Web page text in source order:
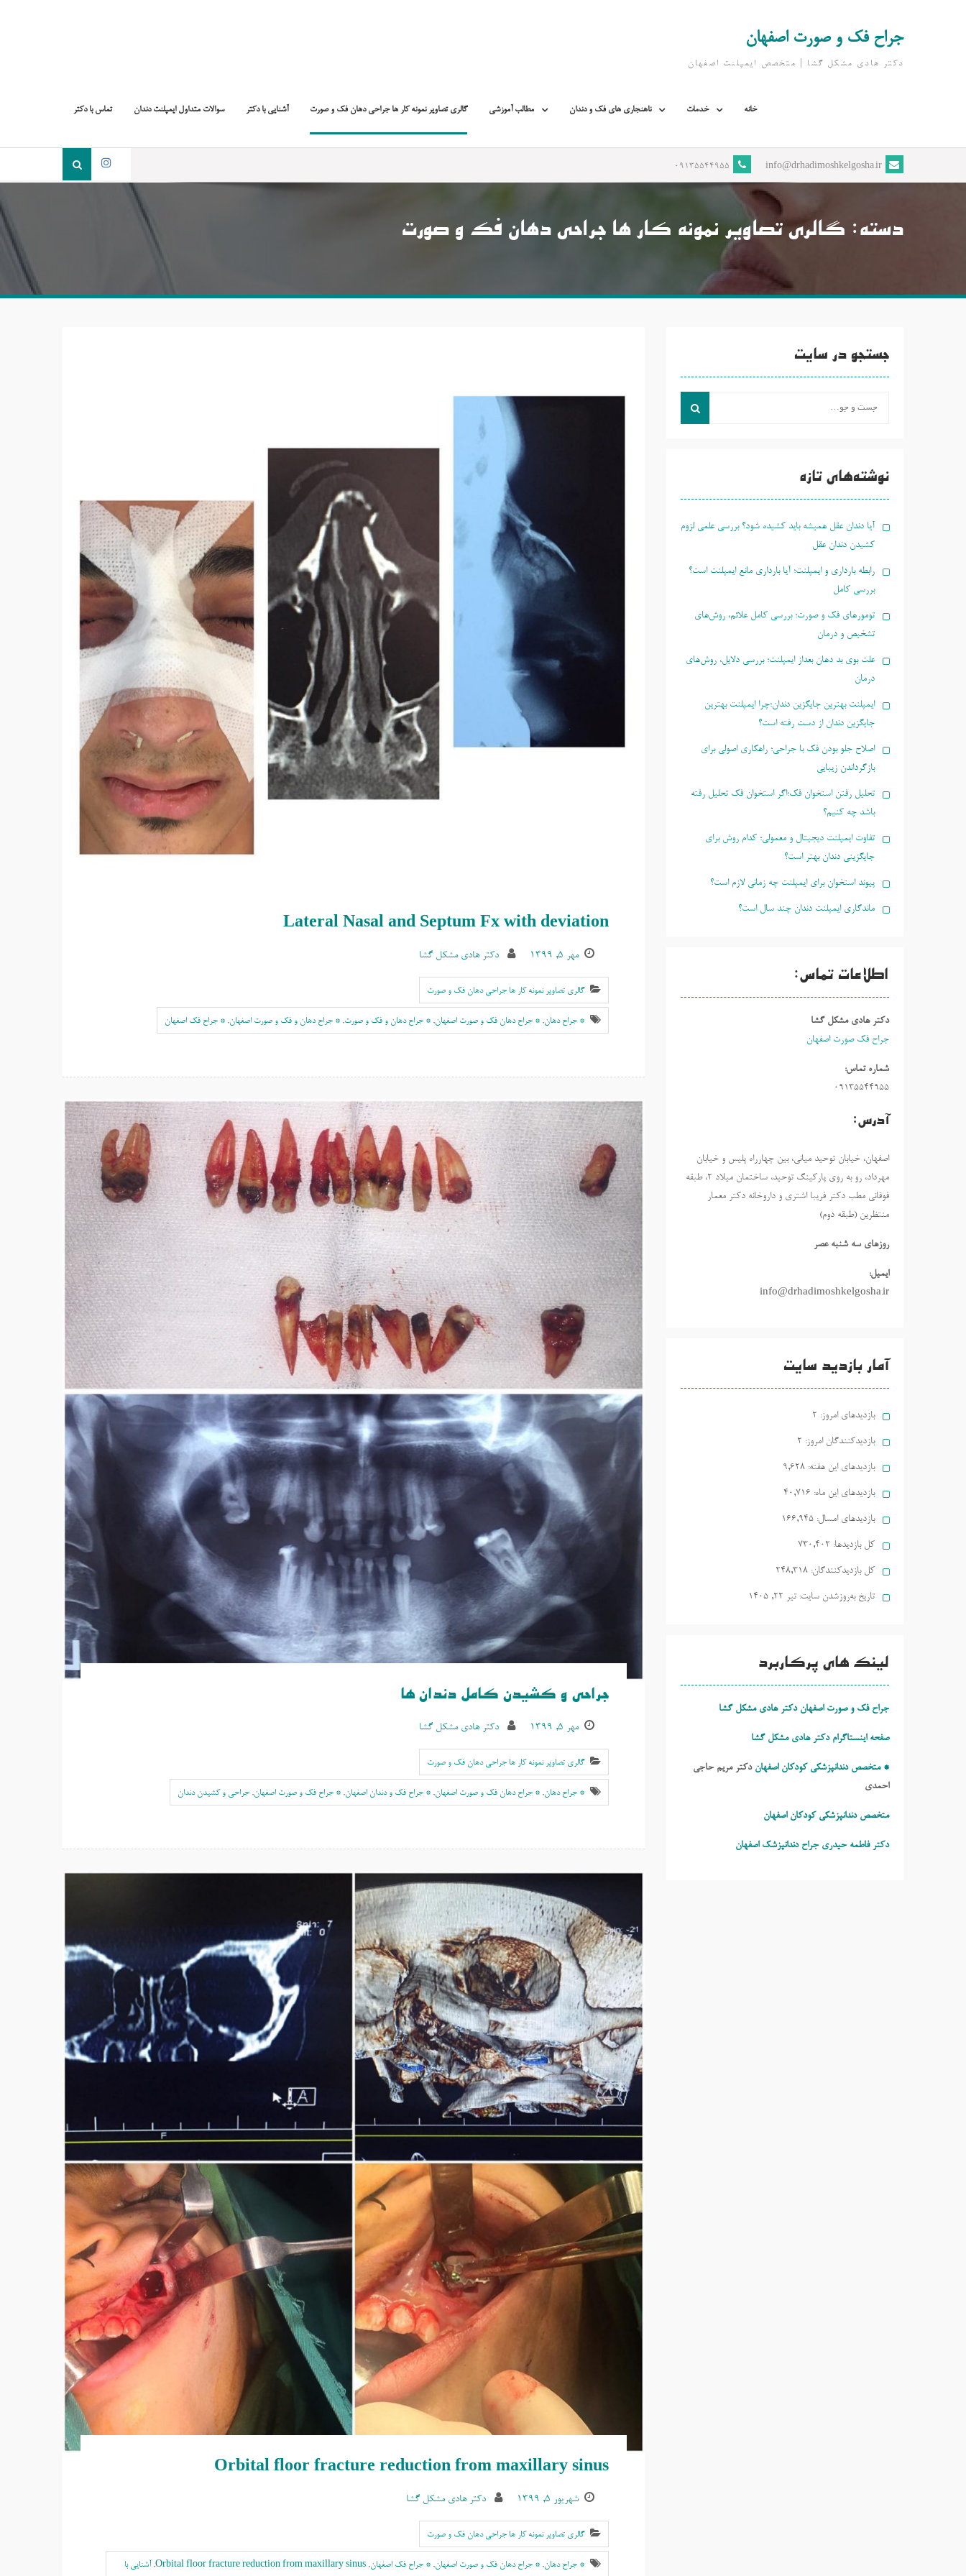
جراح فک و صورت اصفهان
دکتر هادی مشکل گشا | متخصص ايمپلنت اصفهان
خانه خدمات ناهنجاری های فک و دندان مطالب آموزشی گالری تصاویر نمونه کار ها جراحی دهان فک و صورت آشنایی با دکتر سوالات متداول ایمپلنت دندان تماس با دکتر
info@drhadimoshkelgosha.ir
09135544955
دسته: گالری تصاویر نمونه کار ها جراحی دهان فک و صورت
Lateral Nasal and Septum Fx with deviation
مهر ۵, ۱۳۹۹ دکتر هادی مشکل گشا
گالری تصاویر نمونه کار ها جراحی دهان فک و صورت
* جراح دهان, * جراح دهان فک و صورت اصفهان, * جراح دهان و فک و صورت, * جراح دهان و فک و صورت اصفهان, * جراح فک اصفهان
جراحی و کشیدن کامل دندان ها
مهر ۵, ۱۳۹۹ دکتر هادی مشکل گشا
گالری تصاویر نمونه کار ها جراحی دهان فک و صورت
* جراح دهان, * جراح دهان فک و صورت اصفهان, * جراح فک و دندان اصفهان, * جراح فک و صورت اصفهان, جراحی و کشیدن دندان
Orbital floor fracture reduction from maxillary sinus
شهریور ۵, ۱۳۹۹ دکتر هادی مشکل گشا
گالری تصاویر نمونه کار ها جراحی دهان فک و صورت
* جراح دهان, * جراح دهان فک و صورت اصفهان, * جراح فک اصفهان,
Orbital floor fracture reduction from maxillary sinus
, آشنایی با
جستجو در سایت
نوشته‌های تازه
آیا دندان عقل همیشه باید کشیده شود؟ بررسی علمی لزوم
کشیدن دندان عقل
رابطه بارداری و ایمپلنت؛ آیا بارداری مانع ایمپلنت است؟
بررسی کامل
تومورهای فک و صورت؛ بررسی کامل علائم، روش‌های
تشخیص و درمان
علت بوی بد دهان بعداز ایمپلنت؛ بررسی دلایل، روش‌های
درمان
ایمپلنت بهترین جایگزین دندان؛چرا ایمپلنت بهترین
جایگزین دندان از دست رفته است؟
اصلاح جلو بودن فک با جراحی؛ راهکاری اصولی برای
بازگرداندن زیبایی
تحلیل رفتن استخوان فک؛اگر استخوان فک تحلیل رفته
باشد چه کنیم؟
تفاوت ایمپلنت دیجیتال و معمولی؛ کدام روش برای
جایگزینی دندان بهتر است؟
پیوند استخوان برای ایمپلنت چه زمانی لازم است؟
ماندگاری ایمپلنت دندان چند سال است؟
اطلاعات تماس:
دکتر هادی مشکل گشا
جراح فک صورت اصفهان
شماره تماس:
09135544955
آدرس:
اصفهان، خیابان توحید میانی، بین چهارراه پلیس و خیابان
مهرداد، رو به روی پارکینگ توحید، ساختمان میلاد ٢، طبقه
فوقانی مطب دکتر فریبا اشتری و داروخانه دکتر معمار
منتظرین (طبقه دوم)
روزهاي سه شنبه عصر
ایمیل:
info@drhadimoshkelgosha.ir
آمار بازدید سایت
بازدیدهای امروز: 2
بازدیدکنندگان امروز: 2
بازدیدهای این هفته: 9,628
بازدیدهای این ماه: 40,716
بازدیدهای امسال: 166,945
کل بازدیدها: 730,402
کل بازدیدکنند‌گان: 248,318
تاریخ به‌روزشدن سایت: تیر ۲۲, ۱۴۰۵
لینک های پرکاربرد
جراح فک و صورت اصفهان دکتر هادی مشکل گشا
صفحه اینستاگرام دکتر هادی مشکل گشا
* متخصص دندانپزشکی کودکان اصفهان دکتر مریم حاجی
احمدی
متخصص دندانپزشکی کودکان اصفهان
دکتر فاطمه حیدری جراح دندانپزشک اصفهان